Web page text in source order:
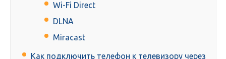
Wi-Fi Direct
DLNA
Miracast
Как подключить телефон к телевизору через